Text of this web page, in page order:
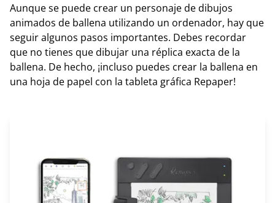
Aunque se puede crear un personaje de dibujos
animados de ballena utilizando un ordenador, hay que
seguir algunos pasos importantes. Debes recordar
que no tienes que dibujar una réplica exacta de la
ballena. De hecho, ¡incluso puedes crear la ballena en
una hoja de papel con la tableta gráfica Repaper!